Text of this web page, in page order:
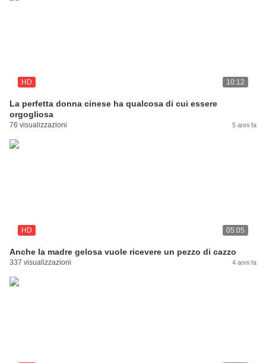
HD 10:12
La perfetta donna cinese ha qualcosa di cui essere
orgogliosa
76 visualizzazioni 5 anni fa
HD 05:05
Anche la madre gelosa vuole ricevere un pezzo di cazzo
337 visualizzazioni 4 anni fa